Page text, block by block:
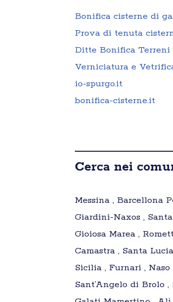
Bonifica cisterne di
Prova di tenuta
Ditte Bonifica Terreni
Verniciatura e
io-spurgo.it
bonifica-cisterne.it
Cerca nei
Messina , Barcellona
Giardini-Naxos ,
Gioiosa Marea ,
Camastra , Santa
Sicilia , Furnari ,
Sant’Angelo di Brolo